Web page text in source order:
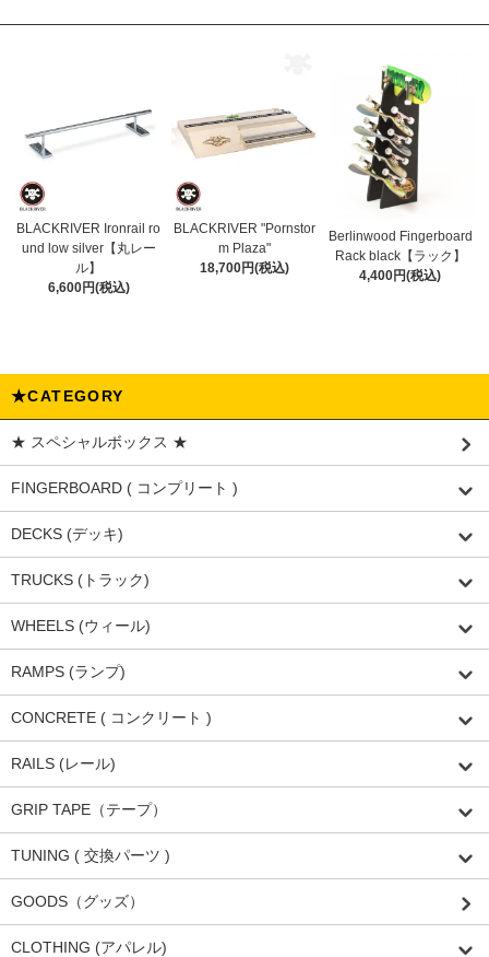
BLACKRIVER Ironrail ro
und low silver【丸レー
ル】
6,600円(税込)
BLACKRIVER "Pornstor
m Plaza"
18,700円(税込)
Berlinwood Fingerboard
Rack black【ラック】
4,400円(税込)
★CATEGORY
★ スペシャルボックス ★
FINGERBOARD ( コンプリート )
DECKS (デッキ)
TRUCKS (トラック)
WHEELS (ウィール)
RAMPS (ランプ)
CONCRETE ( コンクリート )
RAILS (レール)
GRIP TAPE（テープ）
TUNING ( 交換パーツ )
GOODS（グッズ）
CLOTHING (アパレル)